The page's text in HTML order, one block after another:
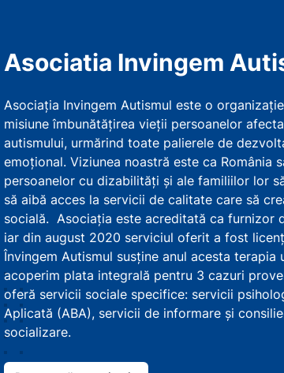
Asociatia Invingem
Asociația Invingem Autismul este o
misiune îmbunătățirea vieții persoanelor
autismului, urmărind toate palierele de
emoțional. Viziunea noastră este ca România
persoanelor cu dizabilități și ale familiilor lor
să aibă acces la servicii de calitate care să
socială. Asociația este acreditată ca furnizor
iar din august 2020 serviciul oferit a fost
Învingem Autismul susține anul acesta
acoperim plata integrală pentru 3 cazuri
oferă servicii sociale specifice: servicii
Aplicată (ABA), servicii de informare și
socializare.